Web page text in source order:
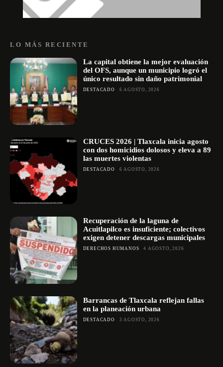
LO MÁS RECIENTE
La capital obtiene la mejor evaluación
del OFS, aunque un municipio logró el
único resultado sin daño patrimonial
DESTACADO 6 AGOSTO, 2026
CRUCES 2026 | Tlaxcala inicia agosto
con dos homicidios dolosos y eleva a 89
las muertes violentas
DESTACADO 6 AGOSTO, 2026
Recuperación de la laguna de
Acuitlapilco es insuficiente; colectivos
exigen detener descargas municipales
DERECHOS HUMANOS 4 AGOSTO, 2026
Barrancas de Tlaxcala reflejan fallas
en la planeación urbana
DESTACADO 3 AGOSTO, 2026